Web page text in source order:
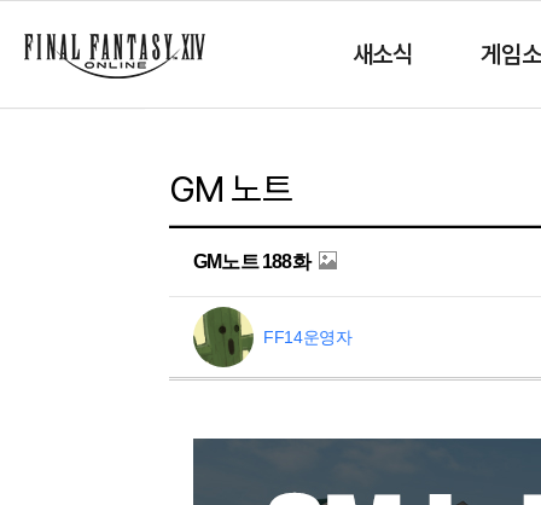
새소식 게임
GM 노트
GM노트 188화
FF14운영자